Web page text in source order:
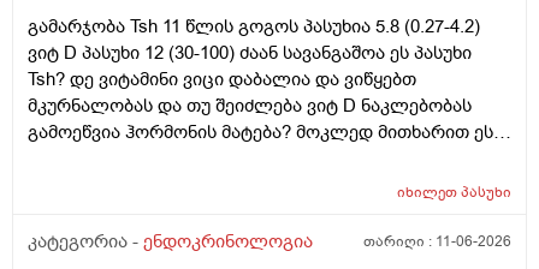
გამარჯობა Tsh 11 წლის გოგოს პასუხია 5.8 (0.27-4.2)
ვიტ D პასუხი 12 (30-100) ძაან სავანგაშოა ეს პასუხი
Tsh? დე ვიტამინი ვიცი დაბალია და ვიწყებთ
მკურნალობას და თუ შეიძლება ვიტ D ნაკლებობას
გამოეწვია ჰორმონის მატება? მოკლედ მითხარით ეს
იხილეთპასუხი
კატეგორია - ენდოკრინოლოგია თარიღი : 11-06-2026